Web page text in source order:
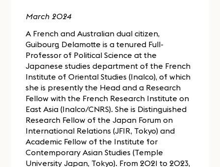
March 2024
A French and Australian dual citizen,
Guibourg Delamotte is a tenured Full-
Professor of Political Science at the
Japanese studies department of the French
Institute of Oriental Studies (Inalco), of which
she is presently the Head and a Research
Fellow with the French Research Institute on
East Asia (Inalco/CNRS). She is Distinguished
Research Fellow of the Japan Forum on
International Relations (JFIR, Tokyo) and
Academic Fellow of the Institute for
Contemporary Asian Studies (Temple
University Japan, Tokyo). From 2021 to 2023,